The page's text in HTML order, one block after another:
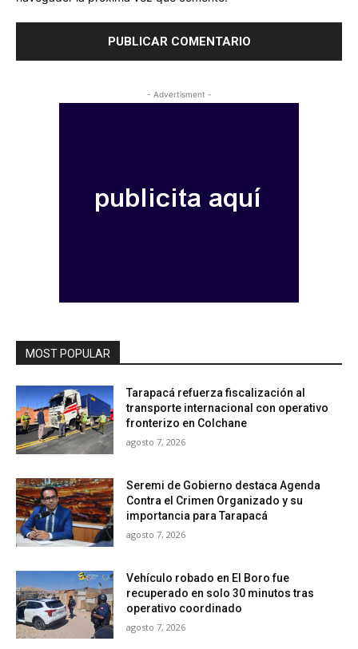
- Advertisment -
MOST POPULAR
Tarapacá refuerza fiscalización al
transporte internacional con operativo
fronterizo en Colchane
agosto 7, 2026
Seremi de Gobierno destaca Agenda
Contra el Crimen Organizado y su
importancia para Tarapacá
agosto 7, 2026
Vehículo robado en El Boro fue
recuperado en solo 30 minutos tras
operativo coordinado
agosto 7, 2026